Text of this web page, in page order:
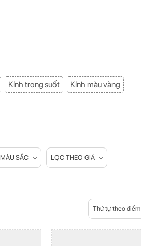
Kính trong suốt
Kính màu vàng
MÀU SẮC LỌC THEO GIÁ
Thứ tự theo